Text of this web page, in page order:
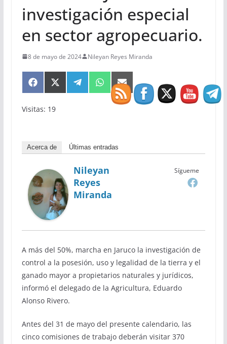
investigación especial
en sector agropecuario.
8 de mayo de 2024 Nileyan Reyes Miranda
Compartir
en
Compartir
en
(Twitter)
Compartir
en
Telegram
Compartir
en
WhatsApp
Compartir
en
Email
Visitas: 19
Acerca de Últimas entradas
Sígueme
Nileyan
Reyes
Miranda
A más del 50%, marcha en Jaruco la investigación de
control a la posesión, uso y legalidad de la tierra y el
ganado mayor a propietarios naturales y jurídicos,
informó el delegado de la Agricultura, Eduardo
Alonso Rivero.
Antes del 31 de mayo del presente calendario, las
cinco comisiones de trabajo deberán visitar 370